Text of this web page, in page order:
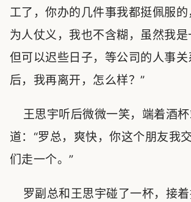
工了，你办的几件事我都挺佩服
为人仗义，我也不含糊，虽然我是
但可以迟些日子，等公司的人事
后，我再离开，怎么样？”
王思宇听后微微一笑，端着酒
道：“罗总，爽快，你这个朋友我
们走一个。”
罗副总和王思宇碰了一杯，接